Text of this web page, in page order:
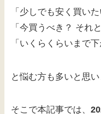
「少しでも安く買いた
「今買うべき？ それ
「いくらくらいまで
と悩む方も多いと思い
そこで本記事では、